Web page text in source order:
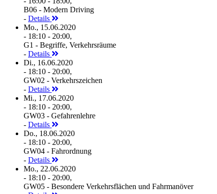
B06 - Modern Driving
- Details
Mo., 15.06.2020
- 18:10 - 20:00,
G1 - Begriffe, Verkehrsräume
- Details
Di., 16.06.2020
- 18:10 - 20:00,
GW02 - Verkehrszeichen
- Details
Mi., 17.06.2020
- 18:10 - 20:00,
GW03 - Gefahrenlehre
- Details
Do., 18.06.2020
- 18:10 - 20:00,
GW04 - Fahrordnung
- Details
Mo., 22.06.2020
- 18:10 - 20:00,
GW05 - Besondere Verkehrsflächen und Fahrmanöver